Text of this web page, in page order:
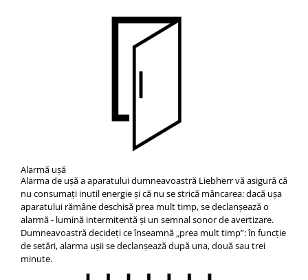
Alarmă uşă
Alarma de ușă a aparatului dumneavoastră Liebherr vă asigură că
nu consumați inutil energie și că nu se strică mâncarea: dacă ușa
aparatului rămâne deschisă prea mult timp, se declanșează o
alarmă - lumină intermitentă și un semnal sonor de avertizare.
Dumneavoastră decideți ce înseamnă „prea mult timp”: în funcție
de setări, alarma ușii se declanșează după una, două sau trei
minute.